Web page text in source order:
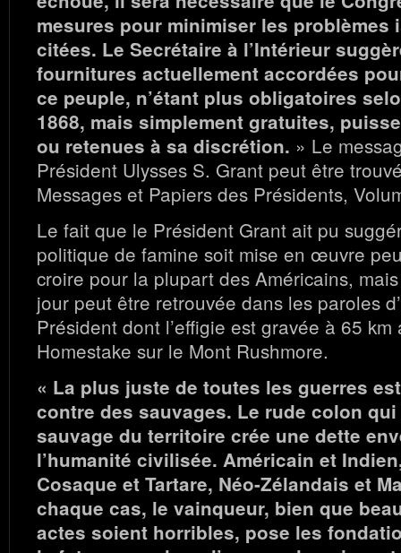
mesures pour minimiser les problèmes
citées. Le Secrétaire à l’Intérieur
fournitures actuellement accordées
ce peuple, n’étant plus obligatoires
1868, mais simplement gratuites,
ou retenues à sa discrétion. » Le
Président Ulysses S. Grant peut être
Messages et Papiers des Présidents,
Le fait que le Président Grant ait pu
politique de famine soit mise en œuvre
croire pour la plupart des Américains,
jour peut être retrouvée dans les paroles
Président dont l’effigie est gravée à 65
Homestake sur le Mont Rushmore.
« La plus juste de toutes les guerres
contre des sauvages. Le rude colon
sauvage du territoire crée une dette
l’humanité civilisée. Américain et
Cosaque et Tartare, Néo-Zélandais et
chaque cas, le vainqueur, bien que
actes soient horribles, pose les